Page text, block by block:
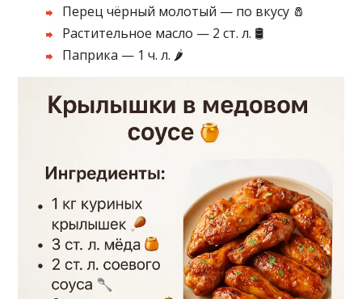
Перец чёрный молотый — по вкусу 🧂
Растительное масло — 2 ст. л. 🛢️
Паприка — 1 ч. л. 🌶️